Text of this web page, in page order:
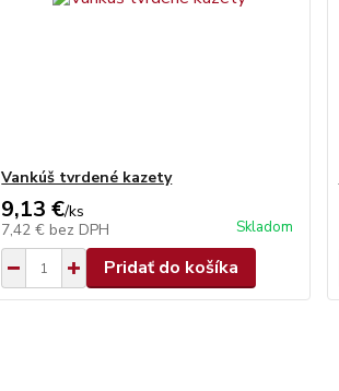
Vankúš tvrdené kazety
9,13 €/ks
7,42 € bez DPH Skladom
Pridať do košíka